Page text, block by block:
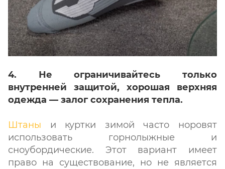
4. Не ограничивайтесь только
внутренней защитой, хорошая верхняя
одежда — залог сохранения тепла.
Штаны и куртки зимой часто норовят
использовать горнолыжные и
сноубордические. Этот вариант имеет
право на существование, но не является